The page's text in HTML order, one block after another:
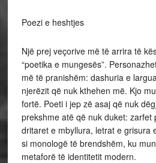
Poezi e heshtjes
Një prej veçorive më të arrira të
“poetika e mungesës”.
më të pranishëm: dashuria e
njerëzit që nuk kthehen më. Kjo
fortë. Poeti i jep zë asaj që nuk
prekshme atë që nuk duket: zarfet
dritaret e mbyllura, letrat e grisura
si monologë të brendshëm, ku
metaforë të identitetit modern.